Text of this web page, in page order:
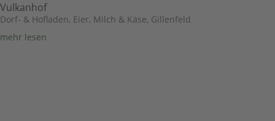
Vulkanhof
Dorf- & Hofladen, Eier, Milch & Käse, Gillenfeld
mehr lesen